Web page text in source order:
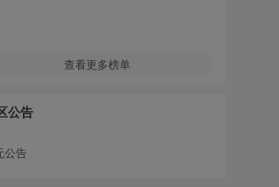
查看更多榜单
公告
公告